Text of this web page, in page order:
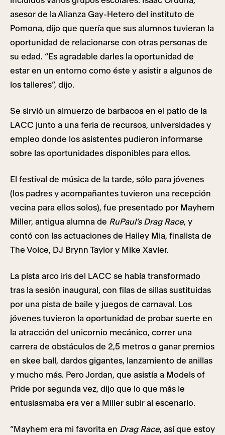
asesor de la Alianza Gay-Hetero del instituto de
Pomona, dijo que quería que sus alumnos tuvieran la
oportunidad de relacionarse con otras personas de
su edad. “Es agradable darles la oportunidad de
estar en un entorno como éste y asistir a algunos de
los talleres”, dijo.
Se sirvió un almuerzo de barbacoa en el patio de la
LACC junto a una feria de recursos, universidades y
empleo donde los asistentes pudieron informarse
sobre las oportunidades disponibles para ellos.
El festival de música de la tarde, sólo para jóvenes
(los padres y acompañantes tuvieron una recepción
vecina para ellos solos), fue presentado por Mayhem
Miller, antigua alumna de RuPaul’s Drag Race, y
contó con las actuaciones de Hailey Mia, finalista de
The Voice, DJ Brynn Taylor y Mike Xavier.
La pista arco iris del LACC se había transformado
tras la sesión inaugural, con filas de sillas sustituidas
por una pista de baile y juegos de carnaval. Los
jóvenes tuvieron la oportunidad de probar suerte en
la atracción del unicornio mecánico, correr una
carrera de obstáculos de 2,5 metros o ganar premios
en skee ball, dardos gigantes, lanzamiento de anillas
y mucho más. Pero Jordan, que asistía a Models of
Pride por segunda vez, dijo que lo que más le
entusiasmaba era ver a Miller subir al escenario.
“Mayhem era mi favorita en Drag Race, así que estoy